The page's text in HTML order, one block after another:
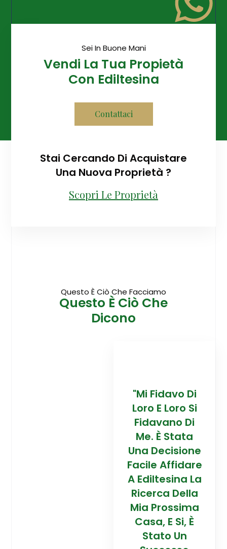
Sei In Buone Mani
Vendi La Tua Propietà
Con Ediltesina
Contattaci
Stai Cercando Di Acquistare
Una Nuova Proprietà ?
Scopri Le Proprietà
Questo È Ciò Che Facciamo
Questo È Ciò Che
Dicono
"Mi Fidavo Di
Loro E Loro Si
Fidavano Di
Me. È Stata
Una Decisione
Facile Affidare
A Ediltesina La
Ricerca Della
Mia Prossima
Casa, E Si, È
Stato Un